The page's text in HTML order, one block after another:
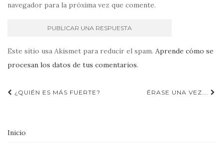
navegador para la próxima vez que comente.
Este sitio usa Akismet para reducir el spam. Aprende cómo se
procesan los datos de tus comentarios.
Navegación
¿QUIÉN ES MÁS FUERTE? ÉRASE UNA VEZ….
Inicio